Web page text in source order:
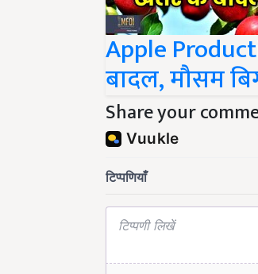
Apple
बादल, मौसम
Share your